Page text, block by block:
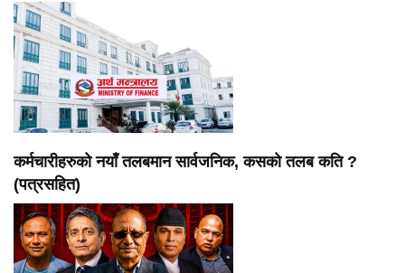
कर्मचारीहरुको नयाँ तलबमान सार्वजनिक, कसकाे तलब कति ?
(पत्रसहित)